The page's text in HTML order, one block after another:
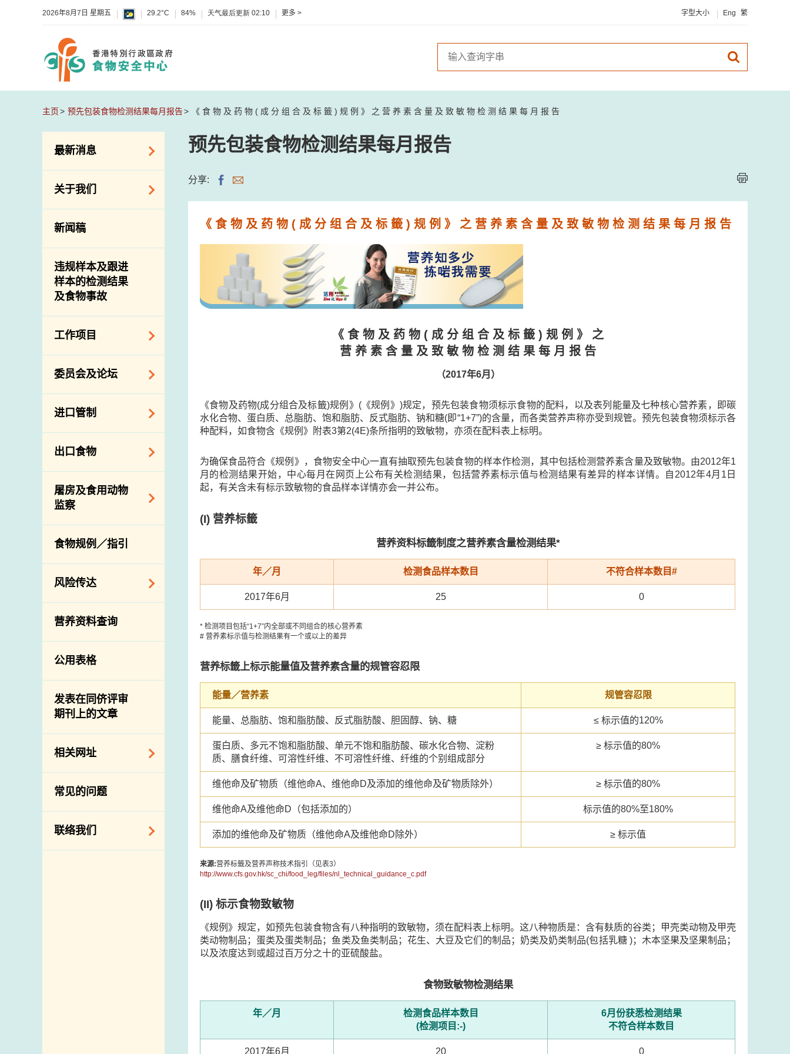
2026年8月7日 星期五 29.2°C 84% 天气最后更新 02:10 更多 > 字型大小 Eng 繁
主页 预先包装食物检测结果每月报告 《 食 物 及 药 物 ( 成 分 组 合 及 标 籤 ) 规 例 》 之 营 养 素 含 量 及 致 敏 物 检 测 结 果 每 月 报 告
最新消息
食物警报 / 致敏物
警报
活动
关于我们
组织结构
介绍短片
新闻稿
违规样本及跟进
样本的检测结果
及食物事故
工作项目
降低膳食中的钠和
糖
食物安全重点控制
系统
基因改造食物
资料
食物安全之风险评
估
食物事故应变及管
理
食物消费量调查
总膳食研究
有机食物
高风险食物
抗菌素耐药性
委员会及论坛
食物安全专家委员
会
消费者联系小组
进口管制
食物进口商和食物
分销商登记制度
络内地有关当局
进口食物管制
口检验
出口食物
出口验证
出口食物往内地
出口商及业界的消
息
屠房及食用动物
监察
规管农业化学物及
兽医药物在食用动
物上的使用
屠房及疾病监测
宰前检验
宰后检验
结果
屠房及肉类检验
食物规例／指引
风险传达
主题项目
项目及活动
资讯平台
下载
公开比赛
营养资料查询
公用表格
发表在同侪评审
期刊上的文章
相关网址
相关政府部门／机
构
常见的问题
联络我们
预先包装食物检测结果每月报告
分享:
《 食 物 及 药 物 ( 成 分 组 合 及 标 籤 ) 规 例 》 之 营 养 素 含 量 及 致 敏 物 检 测 结 果 每 月 报 告
《 食 物 及 药 物 ( 成 分 组 合 及 标 籤 ) 规 例 》 之
营 养 素 含 量 及 致 敏 物 检 测 结 果 每 月 报 告
（2017年6月）
《食物及药物(成分组合及标籤)规例》(《规例》)规定，预先包装食物须标示食物的配料，以及表列能量及七种核心营养素，即碳
水化合物、蛋白质、总脂肪、饱和脂肪、反式脂肪、钠和糖(即“1+7”)的含量，而各类营养声称亦受到规管。预先包装食物须标示各
种配料，如食物含《规例》附表3第2(4E)条所指明的致敏物，亦须在配料表上标明。
为确保食品符合《规例》，食物安全中心一直有抽取预先包装食物的样本作检测，其中包括检测营养素含量及致敏物。由2012年1
月的检测结果开始，中心每月在网页上公布有关检测结果，包括营养素标示值与检测结果有差异的样本详情。自2012年4月1日
起，有关含未有标示致敏物的食品样本详情亦会一并公布。
(I) 营养标籤
营养资料标籤制度之营养素含量检测结果*
年／月 检测食品样本数目 不符合样本数目#
2017年6月 25 0
* 检测项目包括“1+7”内全部或不同组合的核心营养素
# 营养素标示值与检测结果有一个或以上的差异
营养标籤上标示能量值及营养素含量的规管容忍限
能量／营养素 规管容忍限
能量、总脂肪、饱和脂肪酸、反式脂肪酸、胆固醇、钠、糖 ≤ 标示值的120%
蛋白质、多元不饱和脂肪酸、单元不饱和脂肪酸、碳水化合物、淀粉
质、膳食纤维、可溶性纤维、不可溶性纤维、纤维的个别组成部分
≥ 标示值的80%
维他命及矿物质（维他命A、维他命D及添加的维他命及矿物质除外） ≥ 标示值的80%
维他命A及维他命D（包括添加的） 标示值的80%至180%
添加的维他命及矿物质（维他命A及维他命D除外） ≥ 标示值
来源:营养标籤及营养声称技术指引（见表3）
http://www.cfs.gov.hk/sc_chi/food_leg/files/nl_technical_guidance_c.pdf
(II) 标示食物致敏物
《规例》规定，如预先包装食物含有八种指明的致敏物，须在配料表上标明。这八种物质是：含有麸质的谷类；甲壳类动物及甲壳
类动物制品；蛋类及蛋类制品；鱼类及鱼类制品；花生、大豆及它们的制品；奶类及奶类制品(包括乳糖 )；木本坚果及坚果制品；
以及浓度达到或超过百万分之十的亚硫酸盐。
食物致敏物检测结果
年／月
检测食品样本数目
(检测项目:-)
6月份获悉检测结果
不符合样本数目
2017年6月 20 0